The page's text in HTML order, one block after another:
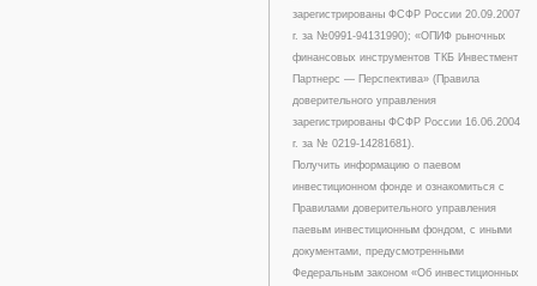
зарегистрированы ФСФР России 20.09.2007
г. за №0991-94131990); «ОПИФ рыночных
финансовых инструментов ТКБ Инвестмент
Партнерс — Перспектива» (Правила
доверительного управления
зарегистрированы ФСФР России 16.06.2004
г. за № 0219-14281681).
Получить информацию о паевом
инвестиционном фонде и ознакомиться с
Правилами доверительного управления
паевым инвестиционным фондом, с иными
документами, предусмотренными
Федеральным законом «Об инвестиционных